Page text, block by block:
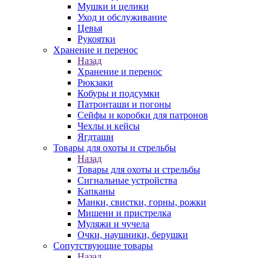
Мушки и целики
Уход и обслуживание
Цевья
Рукоятки
Хранение и перенос
Назад
Хранение и перенос
Рюкзаки
Кобуры и подсумки
Патронташи и погоны
Сейфы и коробки для патронов
Чехлы и кейсы
Ягдташи
Товары для охоты и стрельбы
Назад
Товары для охоты и стрельбы
Сигнальные устройства
Капканы
Манки, свистки, горны, рожки
Мишени и пристрелка
Муляжи и чучела
Очки, наушники, берушки
Сопутствующие товары